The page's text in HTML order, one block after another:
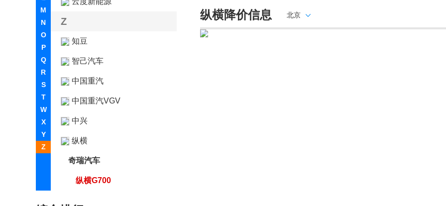
M
N
O
P
Q
R
S
T
W
X
Y
Z
Z
知豆
智己汽车
中国重汽
中国重汽VGV
中兴
纵横
奇瑞汽车
纵横G700
纵横降价信息 北京